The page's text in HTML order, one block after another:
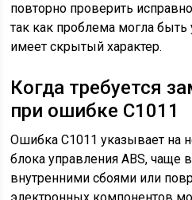
повторно проверить
так как проблема могла быть
имеет скрытый характер.
Когда требуется
при ошибке С1011
Ошибка С1011 указывает на
блока управления ABS, чаще
внутренними сбоями или